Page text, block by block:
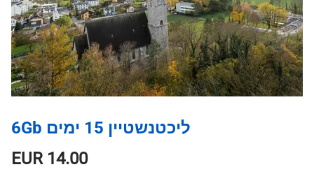
ליכטנשטיין 15 ימים 6Gb
EUR14.00